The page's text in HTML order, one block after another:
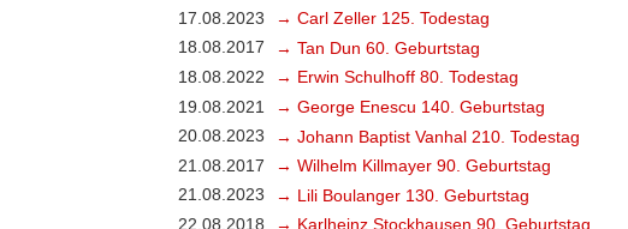
17.08.2023
→ Carl Zeller 125. Todestag
18.08.2017
→ Tan Dun 60. Geburtstag
18.08.2022
→ Erwin Schulhoff 80. Todestag
19.08.2021
→ George Enescu 140. Geburtstag
20.08.2023
→ Johann Baptist Vanhal 210. Todestag
21.08.2017
→ Wilhelm Killmayer 90. Geburtstag
21.08.2023
→ Lili Boulanger 130. Geburtstag
22.08.2018
→ Karlheinz Stockhausen 90. Geburtstag